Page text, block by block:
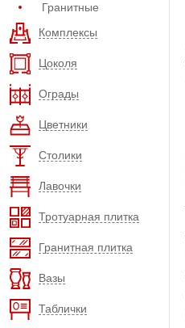
Гранитные
Комплексы
Цоколя
Ограды
Цветники
Столики
Лавочки
Тротуарная плитка
Гранитная плитка
Вазы
Таблички